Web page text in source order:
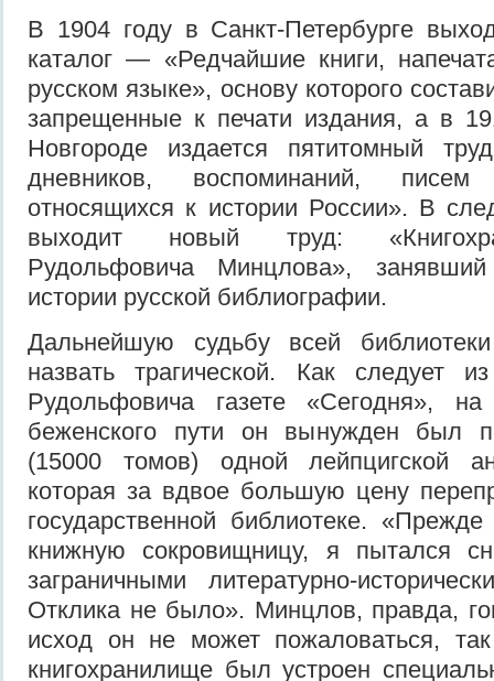
В 1904 году в Санкт-Петербурге
каталог — «Редчайшие книги,
русском языке», основу которого
запрещенные к печати издания, а в
Новгороде издается пятитомный
дневников, воспоминаний,
относящихся к истории России». В
выходит новый труд:
Рудольфовича Минцлова»,
истории русской библиографии.
Дальнейшую судьбу всей
назвать трагической. Как следует
Рудольфовича газете «Сегодня»,
беженского пути он вынужден был
(15000 томов) одной лейпцигской
которая за вдвое большую цену
государственной библиотеке.
книжную сокровищницу, я пытался
заграничными литературно-
Отклика не было». Минцлов, правда,
исход он не может пожаловаться,
книгохранилище был устроен